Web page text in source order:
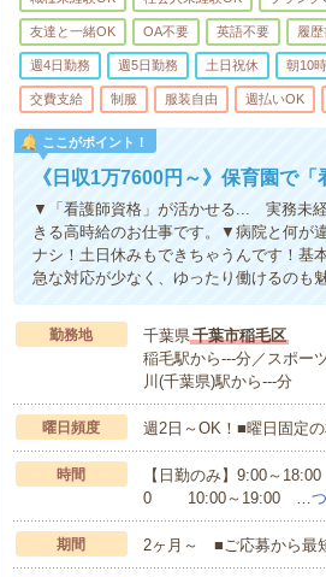
友達と一緒OK OA不要 英語不要 履
週4日勤務 週5日勤務 土日祝休 朝10
交費支給 制服 服装自由 週払いOK
ここがポイント！
《日収1万7600円～》保育園で
▼「看護師資格」が活かせる... 実務未
きる高時給のお仕事です。▼病院と何が
ナシ！土日休みもできちゃうんです！基
急な対応が少なく、ゆったり働けるのも
勤務地 千葉県千葉市稲毛区
稲毛駅から---分／スポー
川(千葉県)駅から---分
曜日頻度 週2日～OK！■曜日固定
時間
【日勤のみ】9:00～
0 10:00～19:00 …
期間 2ヶ月～ ■ご応募から最